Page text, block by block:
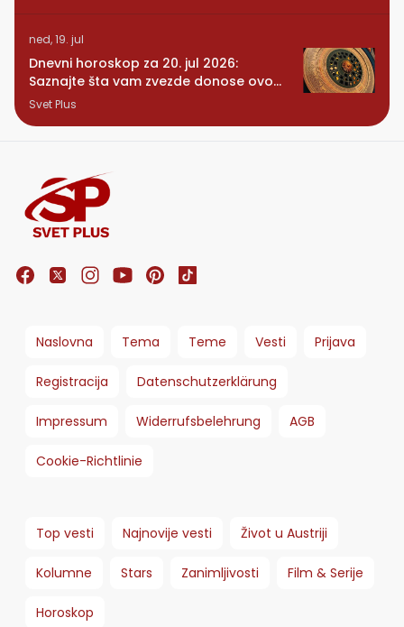
ned, 19. jul
Dnevni horoskop za 20. jul 2026:
Saznajte šta vam zvezde donose ovog
ponedeljka
Svet Plus
Naslovna Tema Teme Vesti Prijava
Registracija Datenschutzerklärung
Impressum Widerrufsbelehrung AGB
Cookie-Richtlinie
Top vesti Najnovije vesti Život u Austriji
Kolumne Stars Zanimljivosti Film & Serije
Horoskop